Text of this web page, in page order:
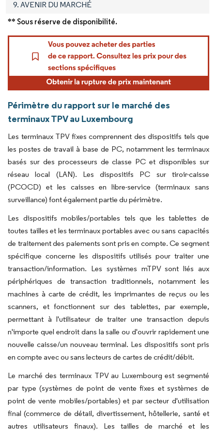
9. AVENIR DU MARCHÉ
** Sous réserve de disponibilité.
Périmètre du rapport sur le marché des
terminaux TPV au Luxembourg
Les terminaux TPV fixes comprennent des dispositifs tels que
les postes de travail à base de PC, notamment les terminaux
basés sur des processeurs de classe PC et disponibles sur
réseau local (LAN). Les dispositifs PC sur tiroir-caisse
(PCOCD) et les caisses en libre-service (terminaux sans
surveillance) font également partie du périmètre.
Les dispositifs mobiles/portables tels que les tablettes de
toutes tailles et les terminaux portables avec ou sans capacités
de traitement des paiements sont pris en compte. Ce segment
spécifique concerne les dispositifs utilisés pour traiter une
transaction/information. Les systèmes mTPV sont liés aux
périphériques de transaction traditionnels, notamment les
machines à carte de crédit, les imprimantes de reçus ou les
scanners, et fonctionnent sur des tablettes, par exemple,
permettant à l'utilisateur de traiter une transaction depuis
n'importe quel endroit dans la salle ou d'ouvrir rapidement une
nouvelle caisse/un nouveau terminal. Les dispositifs sont pris
en compte avec ou sans lecteurs de cartes de crédit/débit.
Le marché des terminaux TPV au Luxembourg est segmenté
par type (systèmes de point de vente fixes et systèmes de
point de vente mobiles/portables) et par secteur d'utilisation
final (commerce de détail, divertissement, hôtellerie, santé et
autres utilisateurs finaux). Les tailles de marché et les